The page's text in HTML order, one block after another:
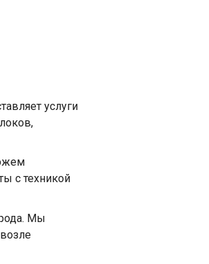
услуги
с техникой
Мы